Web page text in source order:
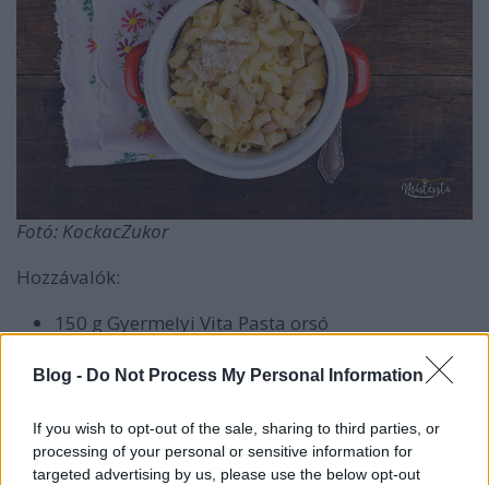
Blog - Do Not Process My Personal Information
If you wish to opt-out of the sale, sharing to third parties, or
processing of your personal or sensitive information for
targeted advertising by us, please use the below opt-out
Fotó: KockacZukor
Hozzávalók:
150 g Gyermelyi Vita Pasta orsó
4 gerezd fokhagyma
reszelt parmezán ízlés szerint
3 ek olívaolaj